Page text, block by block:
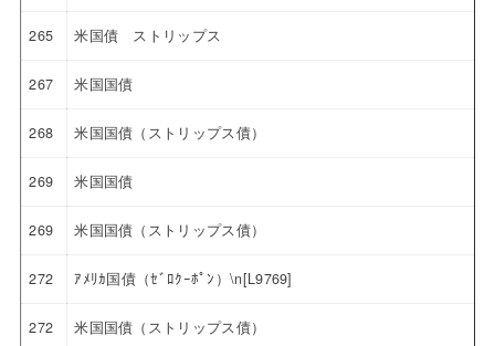
265 米国債 ストリップス
267 米国国債
268 米国国債（ストリップス債）
269 米国国債
269 米国国債（ストリップス債）
272 ｱﾒﾘｶ国債（ｾﾞﾛｸｰﾎﾟﾝ）\n[L9769]
272 米国国債（ストリップス債）